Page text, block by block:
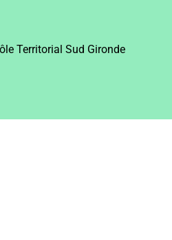
Territorial Sud Gironde